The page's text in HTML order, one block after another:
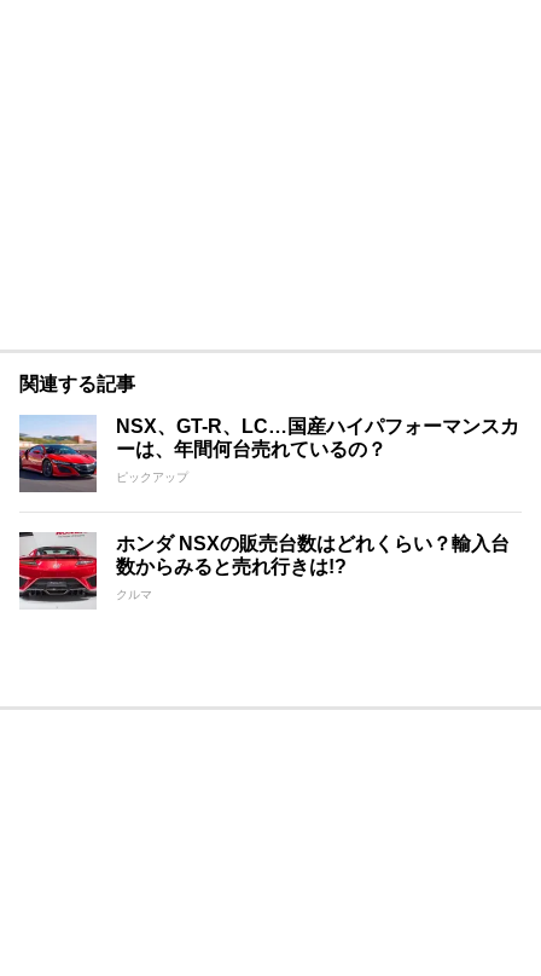
関連する記事
NSX、GT-R、LC…国産ハイパフォーマンスカ
ーは、年間何台売れているの？
ピックアップ
ホンダ NSXの販売台数はどれくらい？輸入台
数からみると売れ行きは!?
クルマ